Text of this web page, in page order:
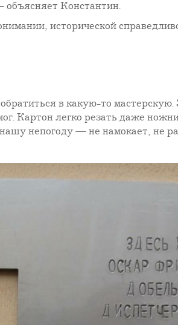
объясняет Константин.
исторической
в какую-то
Картон легко резать даже
непогоду — не намокает, не